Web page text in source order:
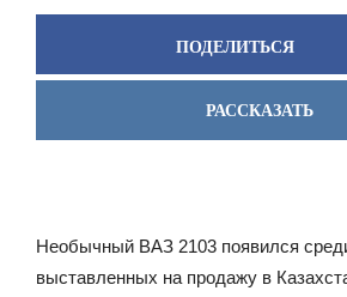
ПОДЕЛИТЬСЯ
РАССКАЗАТЬ
Необычный ВАЗ 2103 появился
выставленных на продажу в